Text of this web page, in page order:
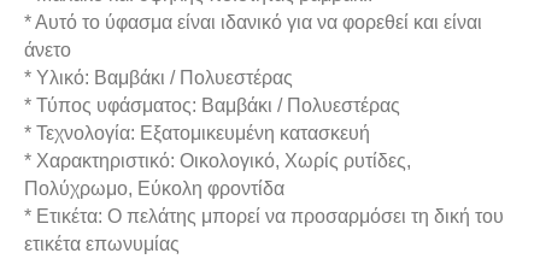
* Αυτό το ύφασμα είναι ιδανικό για να φορεθεί και είναι
άνετο
* Υλικό: Βαμβάκι / Πολυεστέρας
* Τύπος υφάσματος: Βαμβάκι / Πολυεστέρας
* Τεχνολογία: Εξατομικευμένη κατασκευή
* Χαρακτηριστικό: Οικολογικό, Χωρίς ρυτίδες,
Πολύχρωμο, Εύκολη φροντίδα
* Ετικέτα: Ο πελάτης μπορεί να προσαρμόσει τη δική του
ετικέτα επωνυμίας